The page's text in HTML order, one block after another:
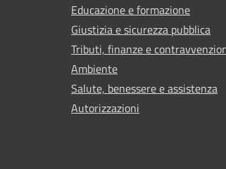
Educazione e formazione
Giustizia e sicurezza pubblica
Tributi, finanze e
Ambiente
Salute, benessere e assistenza
Autorizzazioni